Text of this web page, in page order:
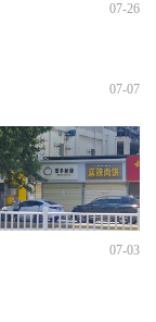
07-26
07-07
07-03